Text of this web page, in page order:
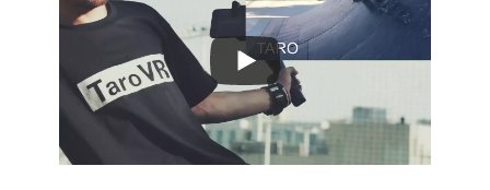
Play
Video